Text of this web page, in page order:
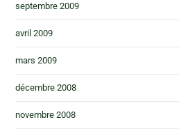
septembre 2009
avril 2009
mars 2009
décembre 2008
novembre 2008